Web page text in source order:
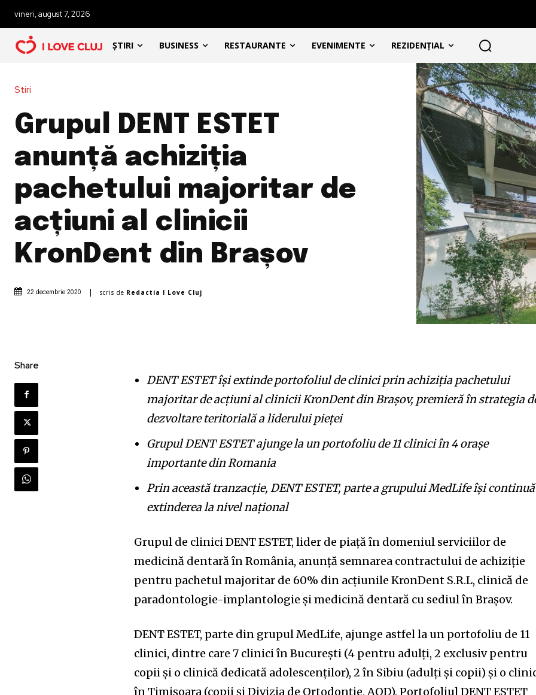
vineri, august 7, 2026
ȘTIRI BUSINESS RESTAURANTE EVENIMENTE REZIDENȚIAL
Stiri
Grupul DENT ESTET
anunță achiziția
pachetului majoritar de
acțiuni al clinicii
KronDent din Brașov
22 decembrie 2020 scris de Redactia I Love Cluj
Share
DENT ESTET își extinde portofoliul de clinici prin achiziția pachetului
majoritar de acțiuni al clinicii KronDent din Brașov, premieră în strategia
dezvoltare teritorială a liderului pieței
Grupul DENT ESTET ajunge la un portofoliu de 11 clinici în 4 orașe
importante din Romania
Prin această tranzacție, DENT ESTET, parte a grupului MedLife își continuă
extinderea la nivel național
Grupul de clinici DENT ESTET, lider de piață în domeniul serviciilor de
medicină dentară în România, anunță semnarea contractului de achiziție
pentru pachetul majoritar de 60% din acțiunile KronDent S.R.L, clinică de
paradontologie-implantologie și medicină dentară cu sediul în Brașov.
DENT ESTET, parte din grupul MedLife, ajunge astfel la un portofoliu de 11
clinici, dintre care 7 clinici în București (4 pentru adulți, 2 exclusiv pentru
copii și o clinică dedicată adolescenților), 2 în Sibiu (adulți și copii) și o
în Timișoara (copii și Divizia de Ortodonție, AOD). Portofoliul DENT ESTET